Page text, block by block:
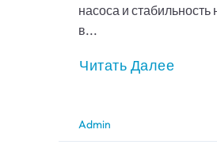
насоса и стабильность
в...
Читать Далее
Admin